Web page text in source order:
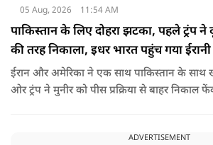
05 Aug, 2026 11:54 AM
पाकिस्तान के लिए दोहरा झटका, पहले ट्रंप
की तरह निकाला, इधर भारत पहुंच गया ईरानी
ईरान और अमेरिका ने एक साथ पाकिस्तान के साथ
ओर ट्रंप ने मुनीर को पीस प्रक्रिया से बाहर
ADVERTISEMENT